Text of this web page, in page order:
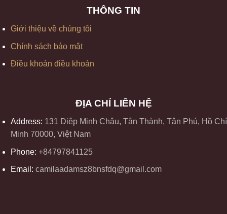
THÔNG TIN
Giới thiệu về chúng tôi
Chính sách bảo mật
Điều khoản điều khoản
ĐỊA CHỈ LIÊN HỆ
Address: 131 Diệp Minh Châu, Tân Thành, Tân Phú, Hồ Chí
Minh 70000, Việt Nam
Phone: +84797841125
Email: camilaadamsz8bnsfdq@gmail.com